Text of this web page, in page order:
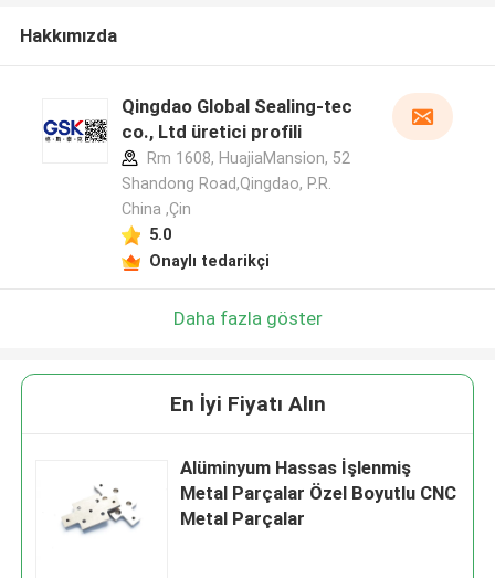
Hakkımızda
Qingdao Global Sealing-tec
co., Ltd üretici profili
Rm 1608, HuajiaMansion, 52
Shandong Road,Qingdao, P.R.
China ,Çin
5.0
Onaylı tedarikçi
Daha fazla göster
En İyi Fiyatı Alın
Alüminyum Hassas İşlenmiş
Metal Parçalar Özel Boyutlu CNC
Metal Parçalar